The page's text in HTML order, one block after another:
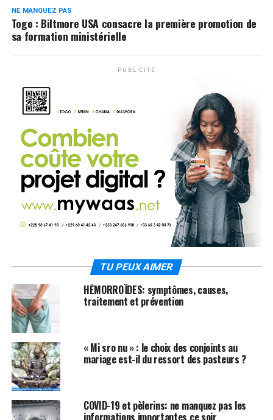
NE MANQUEZ PAS
Togo : Biltmore USA consacre la première promotion de
sa formation ministérielle
PUBLICITÉ
TU PEUX AIMER
HÉMORROÏDES: symptômes, causes,
traitement et prévention
« Mi sro nu » : le choix des conjoints au
mariage est-il du ressort des pasteurs ?
COVID-19 et pèlerins: ne manquez pas les
informations importantes ce soir